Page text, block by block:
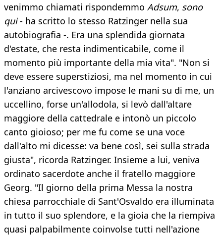
venimmo chiamati rispondemmo Adsum, sono
qui- ha scritto lo stesso Ratzinger nella sua
autobiografia -. Era una splendida giornata
d'estate, che resta indimenticabile, come il
momento più importante della mia vita". "Non si
deve essere superstiziosi, ma nel momento in cui
l'anziano arcivescovo impose le mani su di me, un
uccellino, forse un'allodola, si levò dall'altare
maggiore della cattedrale e intonò un piccolo
canto gioioso; per me fu come se una voce
dall'alto mi dicesse: va bene così, sei sulla strada
giusta", ricorda Ratzinger. Insieme a lui, veniva
ordinato sacerdote anche il fratello maggiore
Georg. "Il giorno della prima Messa la nostra
chiesa parrocchiale di Sant'Osvaldo era illuminata
in tutto il suo splendore, e la gioia che la riempiva
quasi palpabilmente coinvolse tutti nell'azione